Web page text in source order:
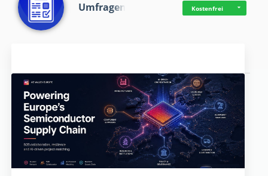
Umfragen Kostenfrei